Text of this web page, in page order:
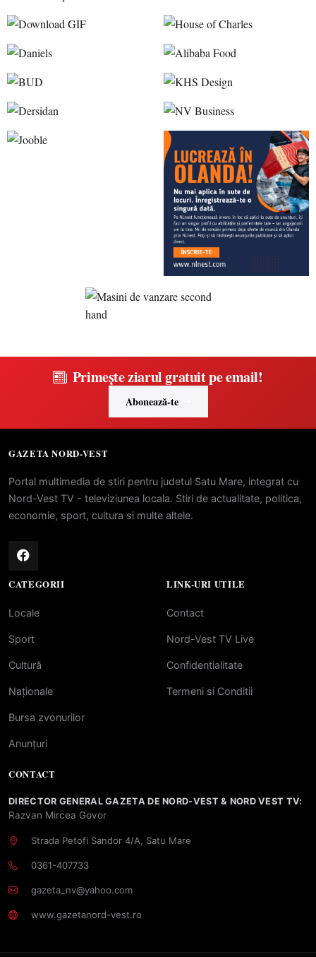
Primește ziarul gratuit pe email!
Abonează-te
GAZETA NORD-VEST
Portal multimedia de stiri pentru judetul Satu Mare, integrat cu
Nord-Vest TV - televiziunea locala. Stiri de actualitate, politica,
economie, sport, cultura si multe altele.
CATEGORII
Locale
Sport
Cultură
Naționale
Bursa zvonurilor
Anunțuri
LINK-URI UTILE
Contact
Nord-Vest TV Live
Confidentialitate
Termeni si Conditii
CONTACT
DIRECTOR GENERAL GAZETA DE NORD-VEST & NORD VEST TV:
Razvan Mircea Govor
Strada Petofi Sandor 4/A, Satu Mare
0361-407733
gazeta_nv@yahoo.com
www.gazetanord-vest.ro